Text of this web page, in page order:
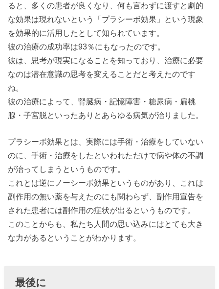
ると、多くの患者が良くなり、何も言わずに渡すと劇的
な効果は現れないという「プラシーボ効果」という現象
を効果的に活用したとして知られています。
彼の治療の成功率は93％にもなったのです。
彼は、思考が現実になることを知っており、治療に必要
なのは潜在意識の思考を変えることだと考えたのです
ね。
彼の治療によって、腎臓病・記憶障害・糖尿病・扁桃
腺・子宮脱といったありとあらゆる病気が治りました。
プラシーボ効果とは、実際には手術・治療をしていない
のに、手術・治療をしたといわれただけで病や体の不調
が治ってしまうというものです。
これとは逆にノーシーボ効果というものがあり、これは
副作用の無い薬を与えたのにも関わらず、副作用宣告を
された患者には副作用の症状が出るというものです。
このことからも、私たち人間の思い込みにはとても大き
な力があるということがわかります。
最後に